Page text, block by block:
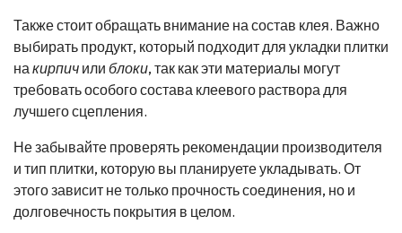
Также стоит обращать внимание на состав клея. Важно
выбирать продукт, который подходит для укладки плитки
накирпич или блоки, так как эти материалы могут
требовать особого состава клеевого раствора для
лучшего сцепления.
Не забывайте проверять рекомендации производителя
и тип плитки, которую вы планируете укладывать. От
этого зависит не только прочность соединения, но и
долговечность покрытия в целом.